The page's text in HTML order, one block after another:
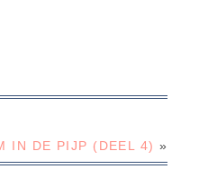
IN DE PIJP (DEEL 4) »